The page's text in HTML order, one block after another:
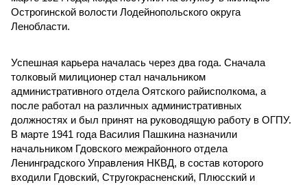
Острогинской волости Лодейнопольского округа
Ленобласти.
Успешная карьера началась через два года. Сначала
толковый милиционер стал начальником
административного отдела Оятского райисполкома, а
после работал на различных административных
должностях и был принят на руководящую работу в ОГПУ.
В марте 1941 года Василия Пашкина назначили
начальником Гдовского межрайонного отдела
Ленинградского Управления НКВД, в состав которого
входили Гдовский, Стругокрасненский, Плюсский и